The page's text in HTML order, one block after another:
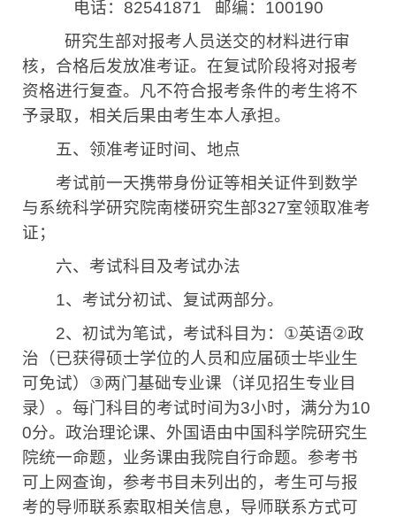
电话： 82541871 邮编： 100190
研究生部对报考人员送交的材料进行审
核，合格后发放准考证。在复试阶段将对报考
资格进行复查。凡不符合报考条件的考生将不
予录取，相关后果由考生本人承担。
五、领准考证时间、地点
考试前一天携带身份证等相关证件到数学
与系统科学研究院南楼研究生部327室领取准考
证；
六、考试科目及考试办法
1、考试分初试、复试两部分。
2、初试为笔试，考试科目为： ①英语②政
治（已获得硕士学位的人员和应届硕士毕业生
可免试） ③两门基础专业课（详见招生专业目
录）。每门科目的考试时间为3小时，满分为10
0分。政治理论课、外国语由中国科学院研究生
院统一命题，业务课由我院自行命题。参考书
可上网查询，参考书目未列出的，考生可与报
考的导师联系索取相关信息，导师联系方式可